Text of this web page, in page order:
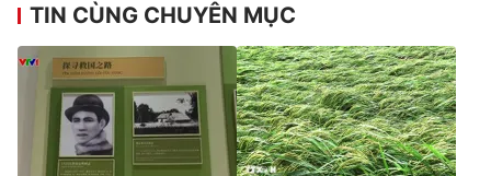
TIN CÙNG CHUYÊN MỤC